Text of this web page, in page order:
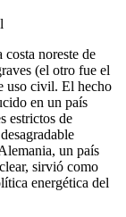
noreste de
(el otro fue el
uso civil. El hecho
en un país
estrictos de
un país
sirvió como
energética del